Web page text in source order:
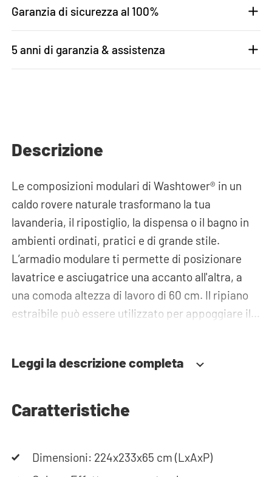
Garanzia di sicurezza al 100%
5 anni di garanzia & assistenza
Descrizione
Le composizioni modulari di Washtower® in un
caldo rovere naturale trasformano la tua
lavanderia, il ripostiglio, la dispensa o il bagno in
ambienti ordinati, pratici e di grande stile.
L’armadio modulare ti permette di posizionare
lavatrice e asciugatrice una accanto all'altra, a
una comoda altezza di lavoro di 60 cm. Il ripiano
estraibile può essere utilizzato per appoggiare il
ergonomico e chinarsi diventa un ricordo del
cassetti in cui riporre il cesto della biancheria e
Le tubazioni possono essere nascoste con cura
Leggi la descrizione completa
Caratteristiche
Dimensioni: 224x233x65 cm (LxAxP)